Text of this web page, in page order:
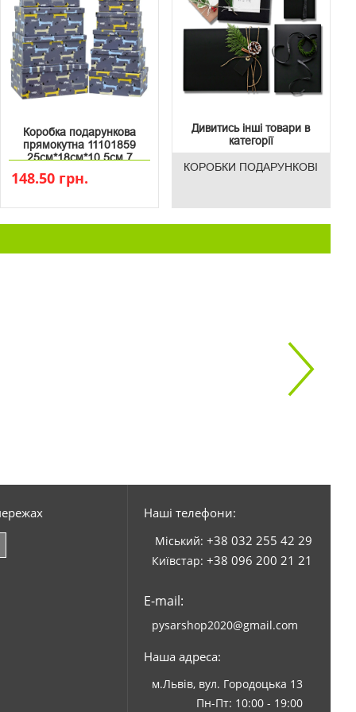
Коробка подарункова
прямокутна 11101859
25см*18см*10.5см 7
148.50 грн.
Дивитись інші товари в
категорії
КОРОБКИ ПОДАРУНКОВІ
Наші телефони:
Міський: +38 032 255 42 29
Київстар: +38 096 200 21 21
E-mail:
pysarshop2020@gmail.com
Наша адреса:
м.Львів, вул. Городоцька 13
Пн-Пт: 10:00 - 19:00